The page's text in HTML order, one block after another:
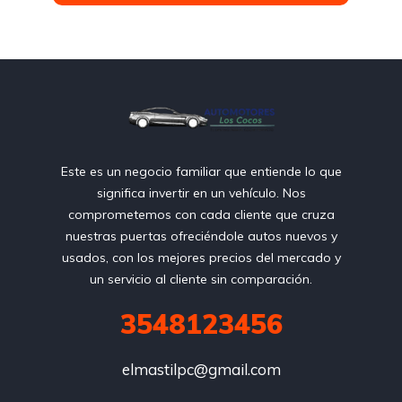
Este es un negocio familiar que entiende lo que
significa invertir en un vehículo. Nos
comprometemos con cada cliente que cruza
nuestras puertas ofreciéndole autos nuevos y
usados, con los mejores precios del mercado y
un servicio al cliente sin comparación.
3548123456
elmastilpc@gmail.com